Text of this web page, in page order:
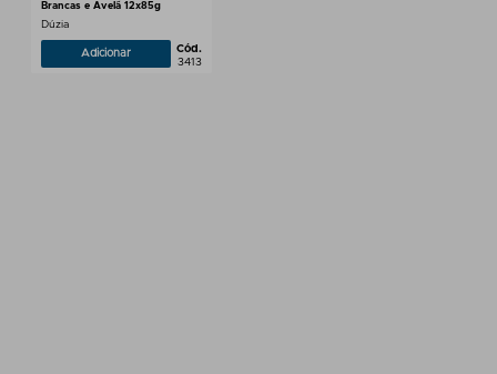
Brancas e Avelã 12x85g
Dúzia
Adicionar
Cód.
3413